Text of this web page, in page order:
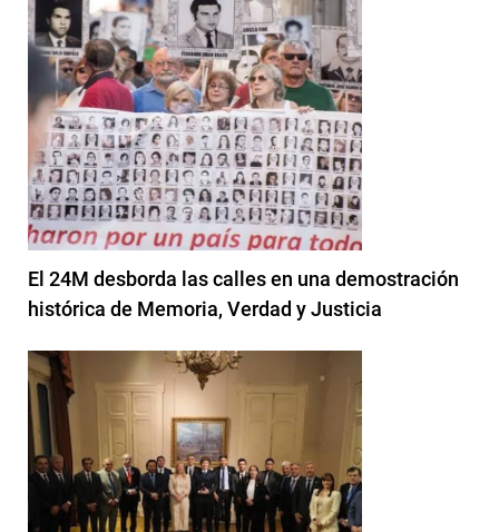
El 24M desborda las calles en una demostración
histórica de Memoria, Verdad y Justicia